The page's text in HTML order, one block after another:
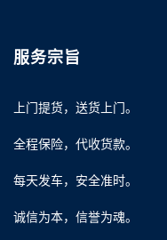
服务宗旨
上门提货，送货上门。
全程保险，代收货款。
每天发车，安全准时。
诚信为本，信誉为魂。